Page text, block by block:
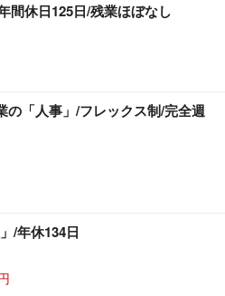
間休日125日/残業ほぼなし
の「人事」/フレックス制/完全週
/年休134日